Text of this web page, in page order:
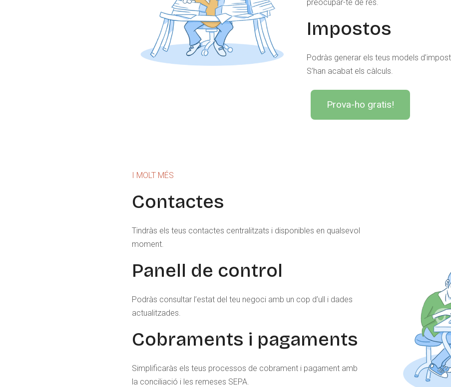
preocupar-te de res.
Impostos
Podràs generar els teus models
S’han acabat els càlculs.
Prova-ho gratis!
I MOLT MÉS
Contactes
Tindràs els teus contactes centralitzats i disponibles en qualsevol
moment.
Panell de control
Podràs consultar l’estat del teu negoci amb un cop d’ull i dades
actualitzades.
Cobraments i pagaments
Simplificaràs els teus processos de cobrament i pagament amb
la conciliació i les remeses SEPA.